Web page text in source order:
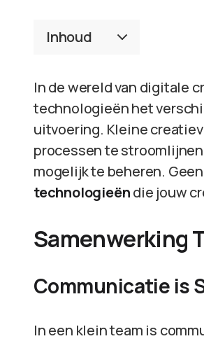
Inhoud
In de wereld van digitale
technologieën het
uitvoering. Kleine
processen te
mogelijk te beheren.
technologieëndie jouw
Samenwerking
Communicatie is
In een klein team is